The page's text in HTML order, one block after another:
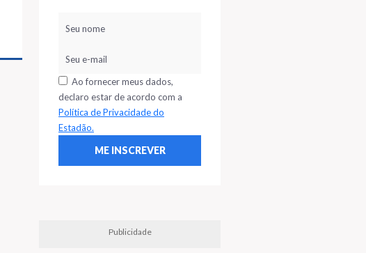
Ao fornecer meus dados,
declaro estar de acordo com a
Política de Privacidade do
Estadão.
Publicidade